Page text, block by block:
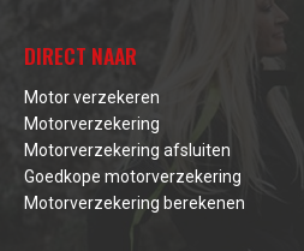
DIRECT NAAR
Motor verzekeren
Motorverzekering
Motorverzekering afsluiten
Goedkope motorverzekering
Motorverzekering berekenen